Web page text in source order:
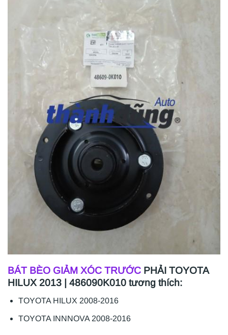
BÁT BÈO GIẢM XÓC TRƯỚC PHẢI TOYOTA
HILUX 2013 | 486090K010 tương thích:
TOYOTA HILUX 2008-2016
TOYOTA INNNOVA 2008-2016